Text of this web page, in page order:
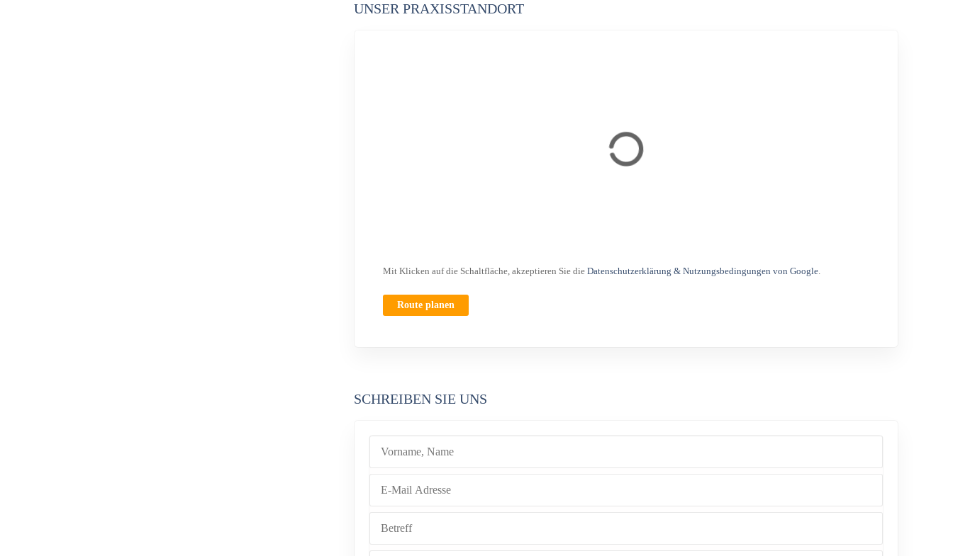
UNSER PRAXISSTANDORT
Mit Klicken auf die Schaltfläche, akzeptieren Sie die Datenschutzerklärung & Nutzungsbedingungen von Google.
Route planen
SCHREIBEN SIE UNS